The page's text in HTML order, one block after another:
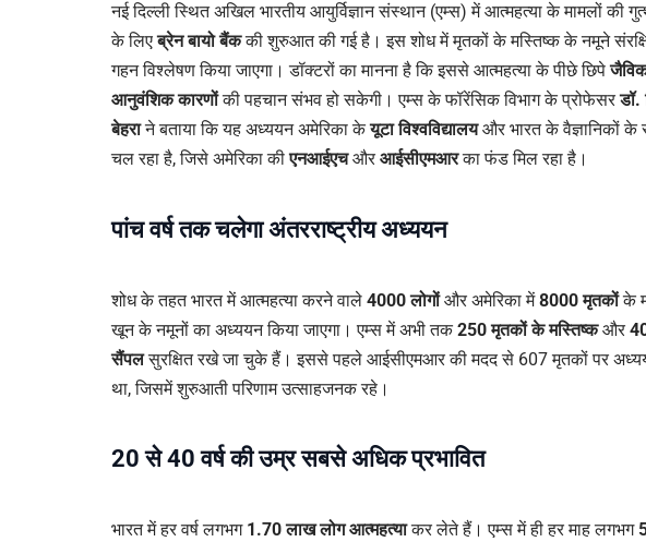
नई दिल्ली स्थित अखिल भारतीय आयुर्विज्ञान संस्थान (एम्स) में आत्महत्या के मामलों की
के लिएब्रेन बायो बैंककी शुरुआत की गई है। इस शोध में मृतकों के मस्तिष्क के नमूने
गहन विश्लेषण किया जाएगा। डॉक्टरों का मानना है कि इससे आत्महत्या के पीछे छिपे
आनुवंशिक कारणोंकी पहचान संभव हो सकेगी। एम्स के फॉरेंसिक विभाग के प्रोफेसरडॉ.
बेहराने बताया कि यह अध्ययन अमेरिका केयूटा विश्वविद्यालयऔर भारत के वैज्ञानिकों के
चल रहा है, जिसे अमेरिका कीएनआईएचऔर आईसीएमआरका फंड मिल रहा है।
पांच वर्ष तक चलेगा अंतरराष्ट्रीय अध्ययन
शोध के तहत भारत में आत्महत्या करने वाले 4000 लोगोंऔर अमेरिका में8000 मृतकोंके
खून के नमूनों का अध्ययन किया जाएगा। एम्स में अभी तक250 मृतकों के मस्तिष्कऔर
सैंपलसुरक्षित रखे जा चुके हैं। इससे पहले आईसीएमआर की मदद से 607 मृतकों पर
था, जिसमें शुरुआती परिणाम उत्साहजनक रहे।
20 से 40 वर्ष की उम्र सबसे अधिक प्रभावित
भारत में हर वर्ष लगभग 1.70 लाख लोग आत्महत्याकर लेते हैं। एम्स में ही हर माह लगभग